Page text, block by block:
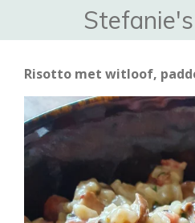
hoofdinhoud
Risotto met witloof,